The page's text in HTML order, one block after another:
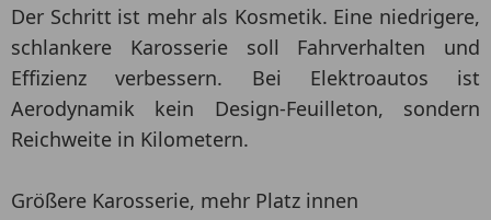
Der Schritt ist mehr als Kosmetik. Eine niedrigere,
schlankere Karosserie soll Fahrverhalten und
Effizienz verbessern. Bei Elektroautos ist
Aerodynamik kein Design-Feuilleton, sondern
Reichweite in Kilometern.
Größere Karosserie, mehr Platz innen